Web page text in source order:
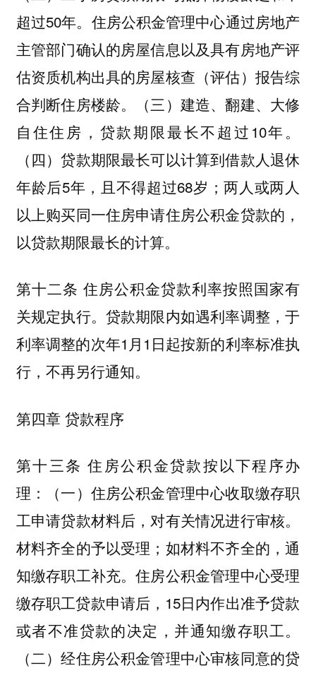
超过50年。住房公积金管理中心通过房地产
主管部门确认的房屋信息以及具有房地产评
估资质机构出具的房屋核查（评估）报告综
合判断住房楼龄。（三）建造、翻建、大修
自住住房，贷款期限最长不超过10年。
（四）贷款期限最长可以计算到借款人退休
年龄后5年，且不得超过68岁；两人或两人
以上购买同一住房申请住房公积金贷款的，
以贷款期限最长的计算。
第十二条 住房公积金贷款利率按照国家有
关规定执行。贷款期限内如遇利率调整，于
利率调整的次年1月1日起按新的利率标准执
行，不再另行通知。
第四章 贷款程序
第十三条 住房公积金贷款按以下程序办
理：（一）住房公积金管理中心收取缴存职
工申请贷款材料后，对有关情况进行审核。
材料齐全的予以受理；如材料不齐全的，通
知缴存职工补充。住房公积金管理中心受理
缴存职工贷款申请后，15日内作出准予贷款
或者不准贷款的决定，并通知缴存职工。
（二）经住房公积金管理中心审核同意的贷